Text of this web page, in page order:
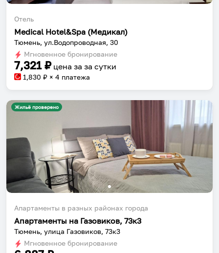
Отель
Medical Hotel&Spa (Медикал)
Тюмень, ул.Водопроводная, 30
Мгновенное бронирование
7,321₽ цена за за сутки
1,830 ₽ × 4 платежа
Жильё проверено
Апартаменты в разных районах города
Апартаменты на Газовиков, 73к3
Тюмень, улица Газовиков, 73к3
Мгновенное бронирование